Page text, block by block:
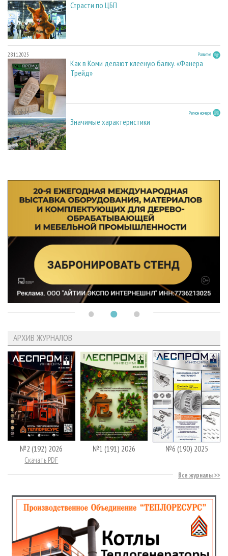
Страсти по ЦБП
28.11.2025 Развитие
Как в Коми делают клееную балку. «Фанера
Трейд»
28.11.2025 Регион номера
Значимые характеристики
АРХИВ ЖУРНАЛОВ
№2 (192) 2026
Скачать PDF
№1 (191) 2026 №6 (190) 2025
Все журналы